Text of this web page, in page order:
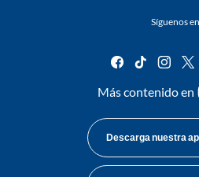
Síguenos
facebook
tiktok
Más contenido en
Descarga nuestra